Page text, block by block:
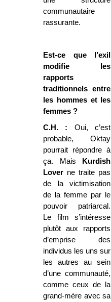
communautaire
rassurante.
Est-ce que l’exil
modifie les
rapports
traditionnels entre
les hommes et les
femmes ?
C.H. : Oui, c’est
probable, Oktay
pourrait répondre à
ça. Mais
Kurdish
Lover ne traite pas
de la victimisation
de la femme par le
pouvoir patriarcal.
Le film s’intéresse
plutôt aux rapports
d’emprise des
individus les uns sur
les autres au sein
d’une communauté,
comme ceux de la
grand-mère avec sa